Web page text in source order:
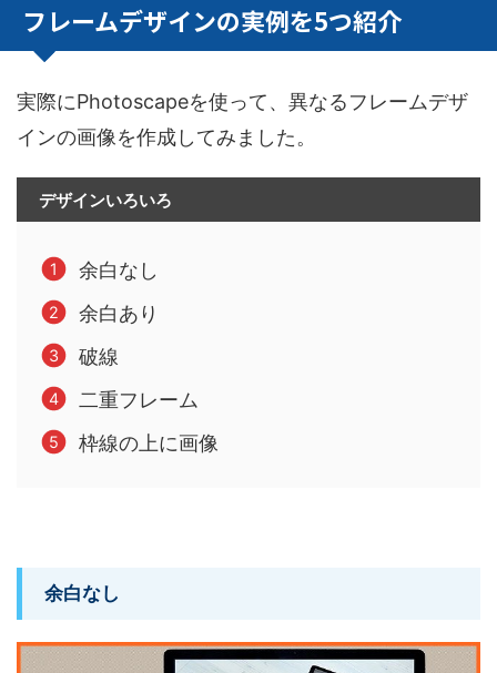
フレームデザインの実例を5つ紹介
実際にPhotoscapeを使って、異なるフレームデザ
インの画像を作成してみました。
デザインいろいろ
余白なし
余白あり
破線
二重フレーム
枠線の上に画像
余白なし